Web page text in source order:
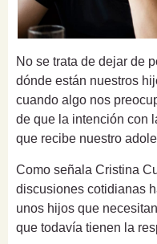
No se trata de dejar de
dónde están nuestros
cuando algo nos
de que la intención con
que recibe nuestro
Como señala Cristina
discusiones cotidianas
unos hijos que
que todavía tienen la